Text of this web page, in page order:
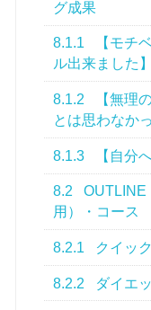
グ成果
8.1.1
【モチ
ル出来ました】
8.1.2
【無理
とは思わなか
8.1.3 【自分
8.2
OUTLINE
用）・コース
8.2.1 クイッ
8.2.2 ダイエ